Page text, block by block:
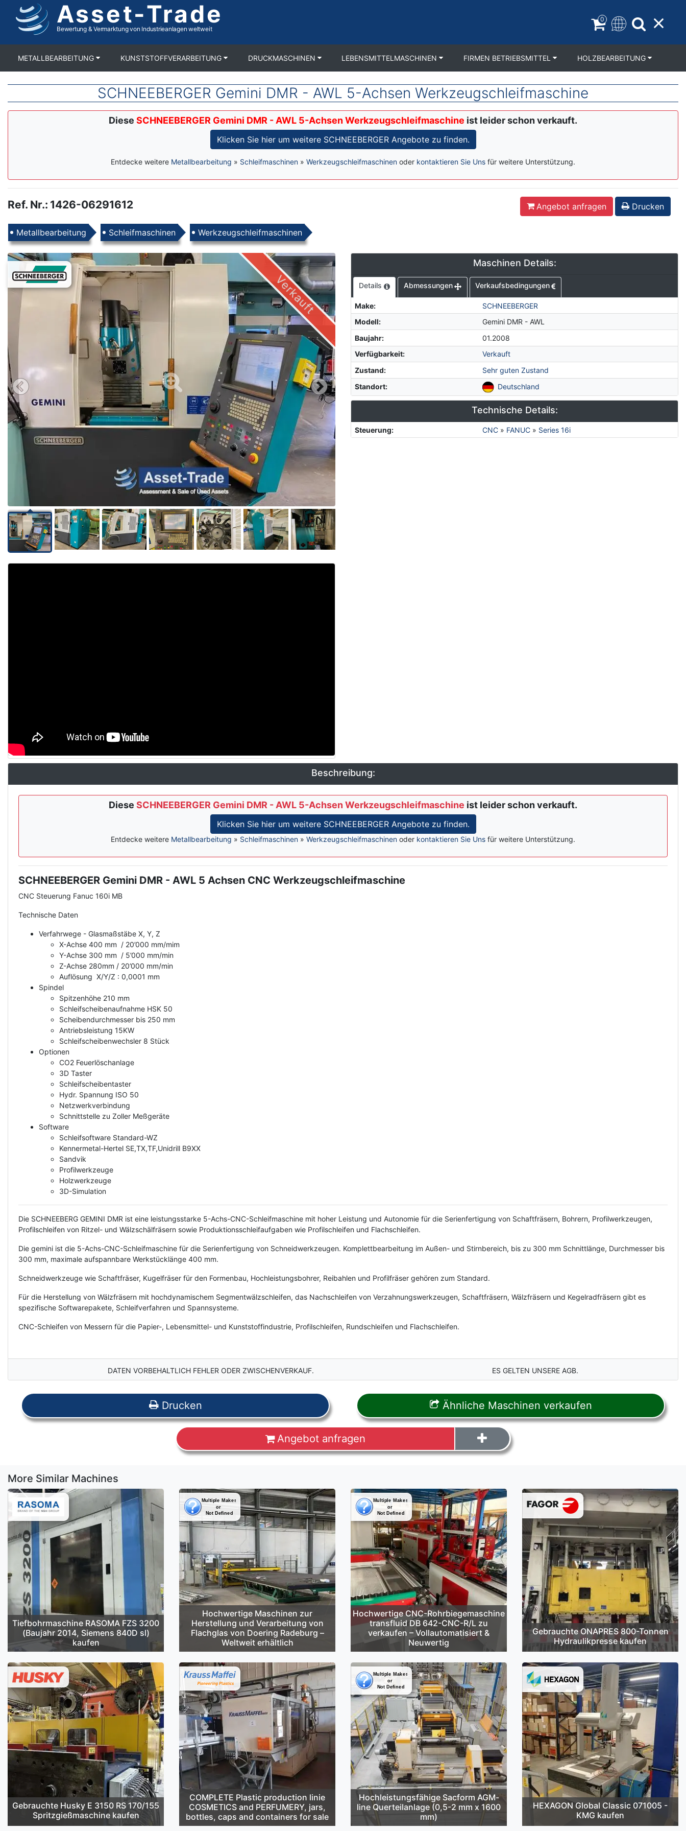
Asset-Trade
Bewertung & Vermarktung von Industrieanlagen weltweit
0
METALLBEARBEITUNG KUNSTSTOFFVERARBEITUNG DRUCKMASCHINEN LEBENSMITTELMASCHINEN FIRMEN BETRIEBSMITTEL HOLZBEARBEITUNG
SCHNEEBERGER Gemini DMR - AWL 5-Achsen Werkzeugschleifmaschine
Diese SCHNEEBERGER Gemini DMR - AWL 5-Achsen Werkzeugschleifmaschine ist leider schon verkauft.
Klicken Sie hier um weitere SCHNEEBERGER Angebote zu finden.
Entdecke weitere Metallbearbeitung » Schleifmaschinen » Werkzeugschleifmaschinen oder kontaktieren Sie Uns für weitere Unterstützung.
Ref. Nr.: 1426-06291612 Angebot anfragen Drucken
Produkte
Metallbearbeitung Schleifmaschinen Werkzeugschleifmaschinen
Images
Verkauft
Maschinen Details:
Details Abmessungen Verkaufsbedingungen
Make:
SCHNEEBERGER
Modell:
Gemini DMR - AWL
Baujahr:
01.2008
Verfügbarkeit:
Verkauft
Zustand:
Sehr guten Zustand
Standort: Deutschland
Technische Details:
Steuerung: CNC » FANUC » Series 16i
Beschreibung:
Diese SCHNEEBERGER Gemini DMR - AWL 5-Achsen Werkzeugschleifmaschine ist leider schon verkauft.
Klicken Sie hier um weitere SCHNEEBERGER Angebote zu finden.
Entdecke weitere Metallbearbeitung » Schleifmaschinen » Werkzeugschleifmaschinen oder kontaktieren Sie Uns für weitere Unterstützung.
Description
SCHNEEBERGER Gemini DMR - AWL 5 Achsen CNC Werkzeugschleifmaschine
CNC Steuerung Fanuc 160i MB
Technische Daten
Verfahrwege - Glasmaßstäbe X, Y, Z
X-Achse 400 mm / 20’000 mm/mim
Y-Achse 300 mm / 5’000 mm/min
Z-Achse 280mm / 20’000 mm/min
Auflösung X/Y/Z : 0,0001 mm
Spindel
Spitzenhöhe 210 mm
Schleifscheibenaufnahme HSK 50
Scheibendurchmesser bis 250 mm
Antriebsleistung 15KW
Schleifscheibenwechsler 8 Stück
Optionen
CO2 Feuerlöschanlage
3D Taster
Schleifscheibentaster
Hydr. Spannung ISO 50
Netzwerkverbindung
Schnittstelle zu Zoller Meßgeräte
Software
Schleifsoftware Standard-WZ
Kennermetal-Hertel SE,TX,TF,Unidrill B9XX
Sandvik
Profilwerkzeuge
Holzwerkzeuge
3D-Simulation
Die SCHNEEBERG GEMINI DMR ist eine leistungsstarke 5-Achs-CNC-Schleifmaschine mit hoher Leistung und Autonomie für die Serienfertigung von Schaftfräsern, Bohrern, Profilwerkzeugen,
Profilschleifen von Ritzel- und Wälzschälfräsern sowie Produktionsschleifaufgaben wie Profilschleifen und Flachschleifen.
Die gemini ist die 5-Achs-CNC-Schleifmaschine für die Serienfertigung von Schneidwerkzeugen. Komplettbearbeitung im Außen- und Stirnbereich, bis zu 300 mm Schnittlänge, Durchmesser bis
300 mm, maximale aufspannbare Werkstücklänge 400 mm.
Schneidwerkzeuge wie Schaftfräser, Kugelfräser für den Formenbau, Hochleistungsbohrer, Reibahlen und Profilfräser gehören zum Standard.
Für die Herstellung von Wälzfräsern mit hochdynamischem Segmentwälzschleifen, das Nachschleifen von Verzahnungswerkzeugen, Schaftfräsern, Wälzfräsern und Kegelradfräsern gibt es
spezifische Softwarepakete, Schleifverfahren und Spannsysteme.
CNC-Schleifen von Messern für die Papier-, Lebensmittel- und Kunststoffindustrie, Profilschleifen, Rundschleifen und Flachschleifen.
DATEN VORBEHALTLICH FEHLER ODER ZWISCHENVERKAUF. ES GELTEN UNSERE AGB.
Drucken Ähnliche Maschinen verkaufen
Angebot anfragen
More Similar Machines
Tiefbohrmaschine RASOMA FZS 3200
(Baujahr 2014, Siemens 840D sl)
kaufen
Hochwertige Maschinen zur
Herstellung und Verarbeitung von
Flachglas von Doering Radeburg –
Weltweit erhältlich
Hochwertige CNC-Rohrbiegemaschine
transfluid DB 642-CNC-R/L zu
verkaufen – Vollautomatisiert &
Neuwertig
Gebrauchte ONAPRES 800-Tonnen
Hydraulikpresse kaufen
Gebrauchte Husky E 3150 RS 170/155
Spritzgießmaschine kaufen
COMPLETE Plastic production linie
COSMETICS and PERFUMERY, jars,
bottles, caps and containers for sale
Hochleistungsfähige Sacform AGM-
line Querteilanlage (0,5-2 mm x 1600
mm)
HEXAGON Global Classic 071005 -
KMG kaufen